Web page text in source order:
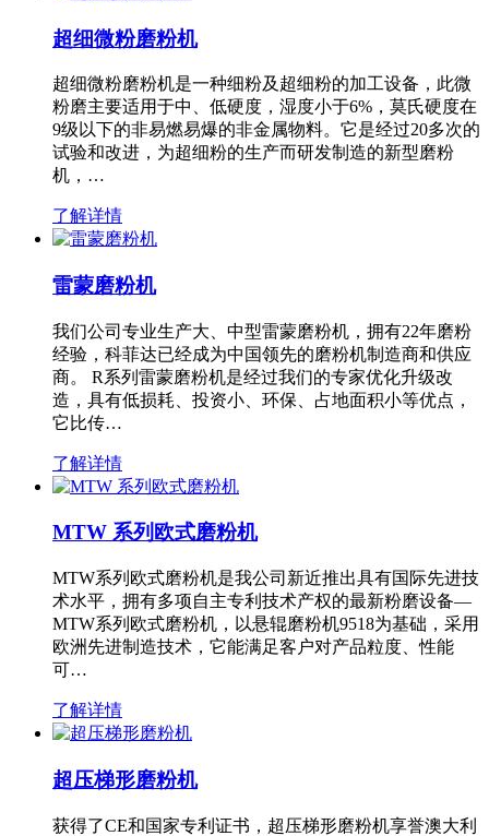
超细微粉磨粉机
超细微粉磨粉机是一种细粉及超细粉的加工设备，此微
粉磨主要适用于中、低硬度，湿度小于6%，莫氏硬度在
9级以下的非易燃易爆的非金属物料。它是经过20多次的
试验和改进，为超细粉的生产而研发制造的新型磨粉
机，…
了解详情
雷蒙磨粉机
我们公司专业生产大、中型雷蒙磨粉机，拥有22年磨粉
经验，科菲达已经成为中国领先的磨粉机制造商和供应
商。 R系列雷蒙磨粉机是经过我们的专家优化升级改
造，具有低损耗、投资小、环保、占地面积小等优点，
它比传…
了解详情
MTW 系列欧式磨粉机
MTW系列欧式磨粉机是我公司新近推出具有国际先进技
术水平，拥有多项自主专利技术产权的最新粉磨设备—
MTW系列欧式磨粉机，以悬辊磨粉机9518为基础，采用
欧洲先进制造技术，它能满足客户对产品粒度、性能
可…
了解详情
超压梯形磨粉机
获得了CE和国家专利证书，超压梯形磨粉机享誉澳大利